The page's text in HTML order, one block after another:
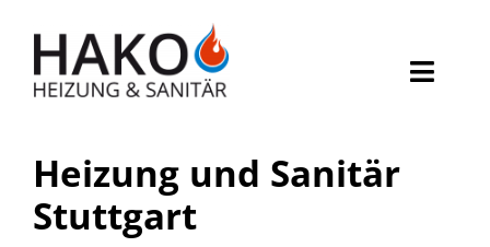
Inhalt
springen
Sanitär
Heizung und Sanitär
Stuttgart